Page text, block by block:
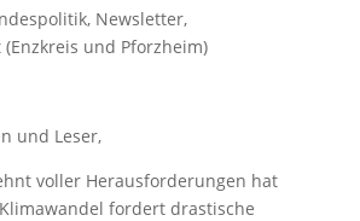
, Newsletter,
und Pforzheim)
und Leser,
voller Herausforderungen hat
fordert drastische